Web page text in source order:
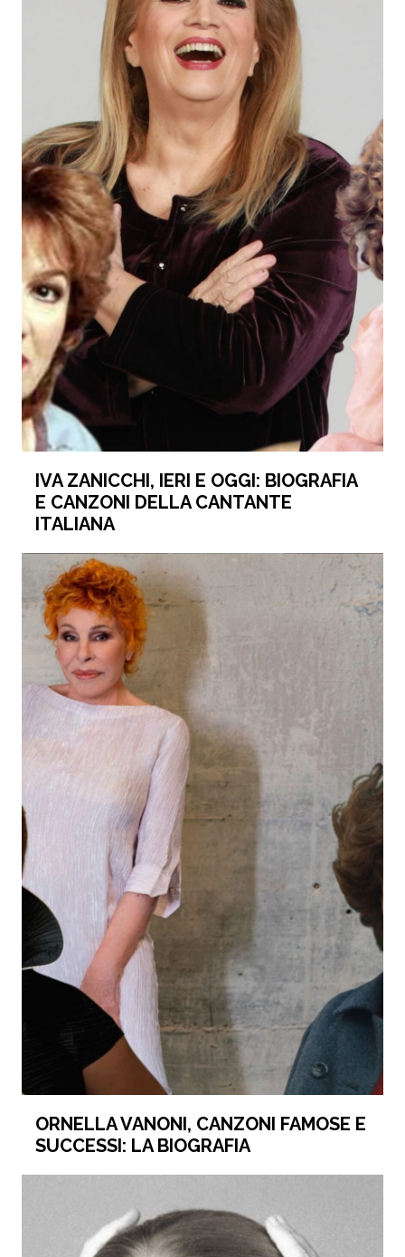
IVA ZANICCHI, IERI E OGGI: BIOGRAFIA
E CANZONI DELLA CANTANTE
ITALIANA
ORNELLA VANONI, CANZONI FAMOSE E
SUCCESSI: LA BIOGRAFIA